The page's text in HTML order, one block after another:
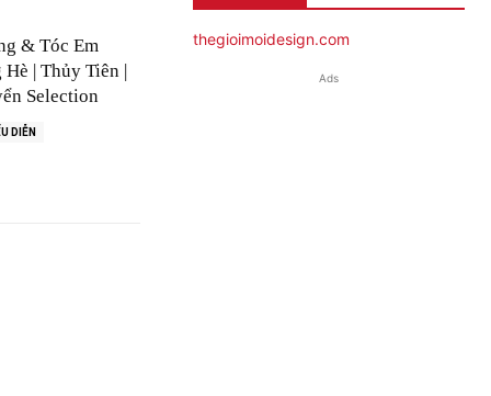
& Tóc Em
Hè | Thủy Tiên |
Selection
DIỄN
thegioimoidesign.com
Ads